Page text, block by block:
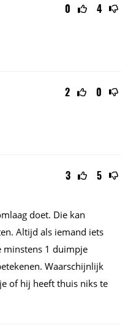
0 4
2 0
3 5
doet. Die kan
Altijd als iemand iets
minstens 1 duimpje
Waarschijnlijk
of hij heeft thuis niks te